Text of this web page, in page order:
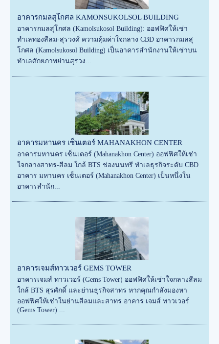
อาคารกมลสุโกศล KAMONSUKOLSOL BUILDING
อาคารกมลสุโกศล (Kamolsukosol Building): ออฟฟิศให้เช่า
ทำเลทองสีลม-สุรวงศ์ ความคุ้มค่าใจกลาง CBD อาคารกมลสุ
โกศล (Kamolsukosol Building) เป็นอาคารสำนักงานให้เช่าบน
ทำเลศักยภาพย่านสุรวง...
อาคารมหานคร เซ็นเตอร์ MAHANAKHON CENTER
อาคารมหานคร เซ็นเตอร์ (Mahanakhon Center) ออฟฟิศให้เช่า
ใจกลางสาทร-สีลม ใกล้ BTS ช่องนนทรี ทำเลธุรกิจระดับ CBD
อาคาร มหานคร เซ็นเตอร์ (Mahanakhon Center) เป็นหนึ่งใน
อาคารสำนัก...
อาคารเจมส์ทาวเวอร์ GEMS TOWER
อาคารเจมส์ ทาวเวอร์ (Gems Tower) ออฟฟิศให้เช่าใจกลางสีลม
ใกล้ BTS สุรศักดิ์ และย่านธุรกิจสาทร หากคุณกำลังมองหา
ออฟฟิศให้เช่าในย่านสีลมและสาทร อาคาร เจมส์ ทาวเวอร์
(Gems Tower) ...